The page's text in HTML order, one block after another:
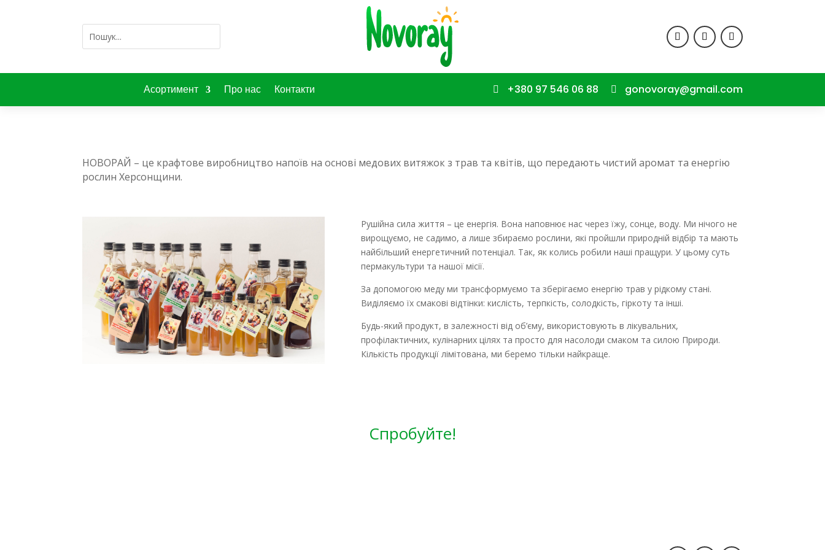
Асортимент Про нас Контакти  +380 97 546 06 88  gonovoray@gmail.com
НОВОРАЙ – це крафтове виробництво напоїв на основі медових витяжок з трав та квітів, що передають чистий аромат та енергію
рослин Херсонщини.
Рушійна сила життя – це енергія. Вона наповнює нас через їжу, сонце, воду. Ми нічого не
вирощуємо, не садимо, а лише збираємо рослини, які пройшли природній відбір та мають
найбільший енергетичний потенціал. Так, як колись робили наші пращури. У цьому суть
пермакультури та нашої місії.
За допомогою меду ми трансформуємо та зберігаємо енергію трав у рідкому стані.
Виділяємо їх смакові відтінки: кислість, терпкість, солодкість, гіркоту та інші.
Будь-який продукт, в залежності від об’єму, використовують в лікувальних,
профілактичних, кулінарних цілях та просто для насолоди смаком та силою Природи.
Кількість продукції лімітована, ми беремо тільки найкраще.
Спробуйте!